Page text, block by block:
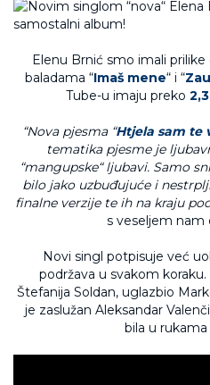
Elenu Brnić smo imali
baladama “Imaš mene“ i “
Tube-u imaju preko
“Nova pjesma “Htjela sam te
tematika pjesme je
“mangupske“ ljubavi. Samo
bilo jako uzbuđujuće i
finalne verzije te ih na kraju
s veseljem nam
Novi singl potpisuje već
podržava u svakom
Štefanija Soldan, uglazbio
je zaslužan Aleksandar
bila u